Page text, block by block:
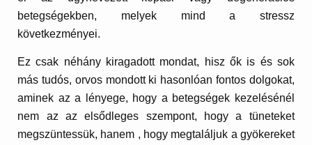
betegségekben, melyek mind a stressz
következményei.
Ez csak néhány kiragadott mondat, hisz ők is és sok
más tudós, orvos mondott ki hasonlóan fontos dolgokat,
aminek az a lényege, hogy a betegségek kezelésénél
nem az az elsődleges szempont, hogy a tüneteket
megszüntessük, hanem , hogy megtaláljuk a gyökereket